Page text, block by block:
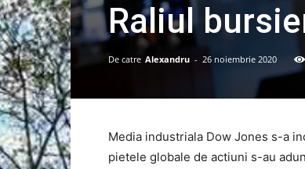
Raliul
De catre Alexandru - 26 noiembrie 2020
Media industriala Dow Jones s-a
pietele globale de actiuni s-au